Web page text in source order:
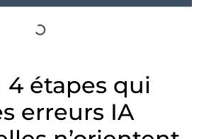
4 étapes qui
erreurs IA